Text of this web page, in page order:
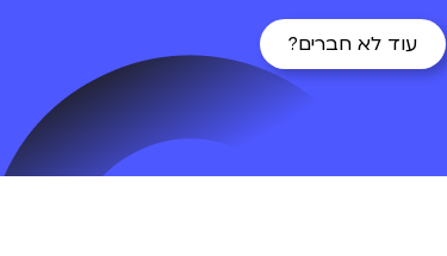
עוד לא חברים?